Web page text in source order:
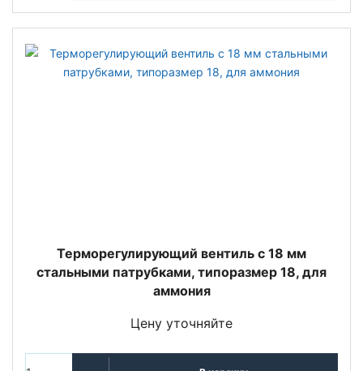
Терморегулирующий вентиль c 18 мм
стальными патрубками, типоразмер 18, для
аммония
Цену уточняйте